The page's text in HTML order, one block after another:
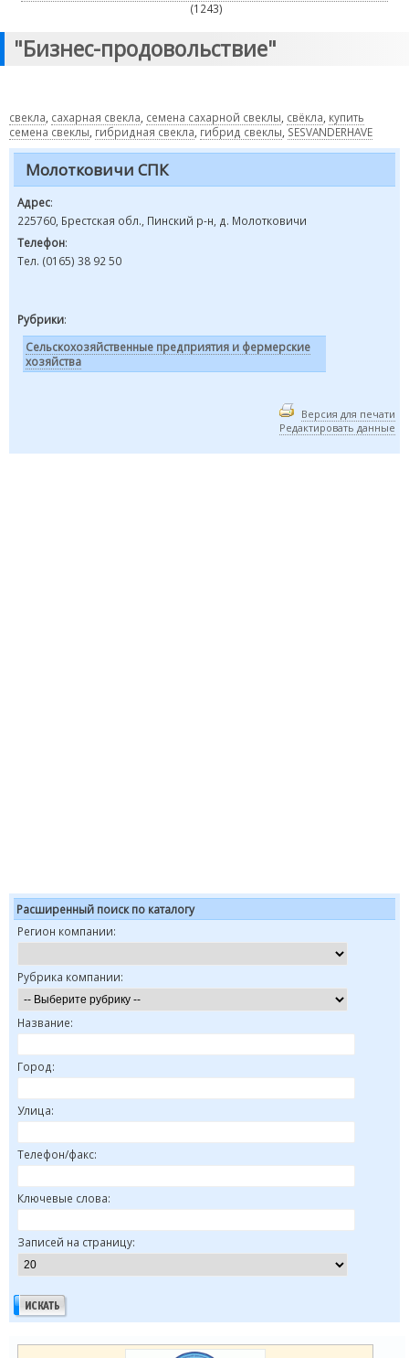
(1243)
"Бизнес-продовольствие"
свекла сахарная свекла семена сахарной свеклы свёкла купить
семена свеклы гибридная свекла гибрид свеклы SESVANDERHAVE
Молотковичи СПК
Адрес:
225760, Брестская обл., Пинский р-н, д. Молотковичи
Телефон:
Тел. (0165) 38 92 50
Рубрики:
Сельскохозяйственные предприятия и фермерские
хозяйства
Версия для печати
Редактировать данные
Расширенный поиск по каталогу
Регион компании:
Рубрика компании:
Название:
Город:
Улица:
Телефон/факс:
Ключевые слова:
Записей на страницу: